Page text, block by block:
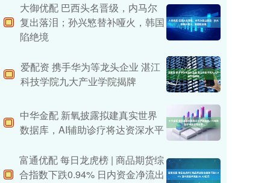
大御优配 巴西头名晋级，内马尔
复出落泪；孙兴慜替补哑火，韩国
陷绝境
爱配资 携手华为等龙头企业 湛江
科技学院九大产业学院揭牌
中华金配 新氧披露拟建真实世界
数据库，AI辅助诊疗将达资深水平
富通优配 每日龙虎榜 | 商品期货综
合指数下跌0.94% 日内资金净流出